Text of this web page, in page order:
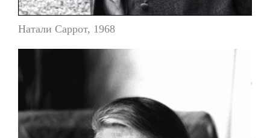
Натали Саррот, 1968